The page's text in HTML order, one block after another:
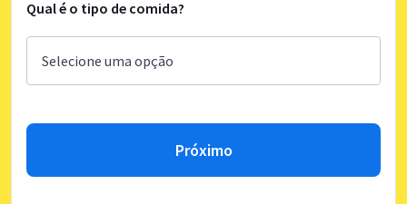
Qual é o tipo de comida?
Próximo